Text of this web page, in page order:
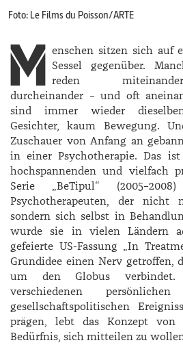
Foto: Le Films du Poisson/ARTE
M enschen sitzen sich auf
Sessel gegenüber.
reden
durcheinander – und oft
sind immer wieder
Gesichter, kaum Bewegung.
Zuschauer von Anfang an
in einer Psychotherapie. Das
hochspannenden und vielfach
Serie „BeTipul“
Psychotherapeuten, der nicht
sondern sich selbst in
wurde sie in vielen Ländern
gefeierte US-Fassung „In
Grundidee einen Nerv getroffen,
um den Globus
verschiedenen
gesellschaftspolitischen
prägen, lebt das Konzept von
Bedürfnis, sich mitteilen zu